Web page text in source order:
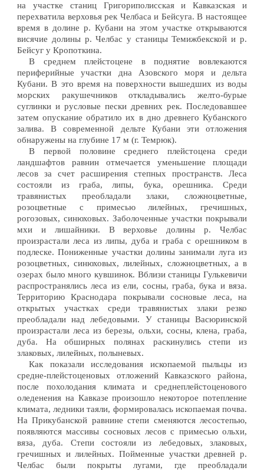
на участке станиц Григориполисская и Кавказская и
перехватила верховья рек Челбаса и Бейсуга. В настоящее
время в долине р. Кубани на этом участке открываются
висячие долины р. Челбас у станицы Темижбекской и р.
Бейсуг у Кропоткина.
В среднем плейстоцене в поднятие вовлекаются
периферийные участки дна Азовского моря и дельта
Кубани. В это время на поверхности вышедших из воды
морских ракушечников откладывались желто-бурые
суглинки и русловые пески древних рек. Последовавшее
затем опускание обратило их в дно древнего Кубанского
залива. В современной дельте Кубани эти отложения
обнаружены на глубине 17 м (г. Темрюк).
В первой половине среднего плейстоцена среди
ландшафтов равнин отмечается уменьшение площади
лесов за счет расширения степных пространств. Леса
состояли из граба, липы, бука, орешника. Среди
травянистых преобладали злаки, сложноцветные,
розоцветные с примесью лилейных, гречишных,
рогозовых, синюховых. Заболоченные участки покрывали
мхи и лишайники. В верховье долины р. Челбас
произрастали леса из липы, дуба и граба с орешником в
подлеске. Пониженные участки долины занимали луга из
розоцветных, синюховых, лилейных, сложноцветных, а в
озерах было много кувшинок. Вблизи станицы Гулькевичи
распространялись леса из ели, сосны, граба, бука и вяза.
Территорию Краснодара покрывали сосновые леса, на
открытых участках среди травянистых злаки резко
преобладали над лебедовыми. У станицы Васюринской
произрастали леса из березы, ольхи, сосны, клена, граба,
дуба. На обширных полянах раскинулись степи из
злаковых, лилейных, полыневых.
Как показали исследования ископаемой пыльцы из
средне-плейстоценовых отложений Кавказского района,
после похолодания климата и среднеплейстоценового
оледенения на Кавказе произошло некоторое потепление
климата, ледники таяли, формировалась ископаемая почва.
На Прикубанской равнине степи сменяются лесостепью,
появляются массивы сосновых лесов с примесью ольхи,
вяза, дуба. Степи состояли из лебедовых, злаковых,
гречишных и лилейных. Пойменные участки древней р.
Челбас были покрыты лугами, где преобладали